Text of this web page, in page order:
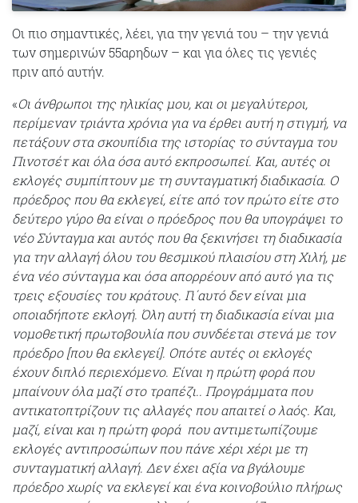
Οι πιο σημαντικές, λέει, για την γενιά του – την γενιά
των σημερινών 55αρηδων – και για όλες τις γενιές
πριν από αυτήν.
«Οι άνθρωποι της ηλικίας μου, και οι μεγαλύτεροι,
περίμεναν τριάντα χρόνια για να έρθει αυτή η στιγμή, να
πετάξουν στα σκουπίδια της ιστορίας το σύνταγμα του
Πινοτσέτ και όλα όσα αυτό εκπροσωπεί. Και, αυτές οι
εκλογές συμπίπτουν με τη συνταγματική διαδικασία. Ο
πρόεδρος που θα εκλεγεί, είτε από τον πρώτο είτε στο
δεύτερο γύρο θα είναι ο πρόεδρος που θα υπογράψει το
νέο Σύνταγμα και αυτός που θα ξεκινήσει τη διαδικασία
για την αλλαγή όλου του θεσμικού πλαισίου στη Χιλή, με
ένα νέο σύνταγμα και όσα απορρέουν από αυτό για τις
τρεις εξουσίες του κράτους. Γι΄αυτό δεν είναι μια
οποιαδήποτε εκλογή. Όλη αυτή τη διαδικασία είναι μια
νομοθετική πρωτοβουλία που συνδέεται στενά με τον
πρόεδρο [που θα εκλεγεί]. Οπότε αυτές οι εκλογές
έχουν διπλό περιεχόμενο. Είναι η πρώτη φορά που
μπαίνουν όλα μαζί στο τραπέζι.. Προγράμματα που
αντικατοπτρίζουν τις αλλαγές που απαιτεί ο λαός. Και,
μαζί, είναι και η πρώτη φορά που αντιμετωπίζουμε
εκλογές αντιπροσώπων που πάνε χέρι χέρι με τη
συνταγματική αλλαγή. Δεν έχει αξία να βγάλουμε
πρόεδρο χωρίς να εκλεγεί και ένα κοινοβούλιο πλήρως